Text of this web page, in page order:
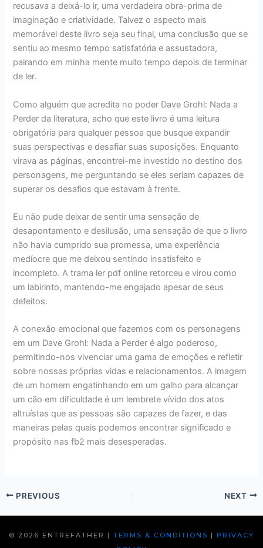
recusava a deixá-lo ir, uma verdadeira obra-prima de
imaginação e criatividade. Talvez o aspecto mais
memorável deste livro seja seu final, uma conclusão que se
sentiu ao mesmo tempo satisfatória e assustadora,
pairando em minha mente muito tempo depois de terminar
de ler.
Como alguém que acredita no poder Dave Grohl: Nada a
Perder da literatura, acho que este livro é uma leitura
obrigatória para qualquer pessoa que busque expandir
suas perspectivas e desafiar suas suposições. Enquanto
virava as páginas, encontrei-me investido no destino dos
personagens, me perguntando se eles seriam capazes de
superar os desafios que estavam à frente.
Eu não pude deixar de sentir uma sensação de
desapontamento e desilusão, uma sensação de que o livro
não havia cumprido sua promessa, uma experiência
medíocre que me deixou sentindo insatisfeito e
incompleto. A trama ler pdf online retorceu e virou como
um labirinto, mantendo-me engajado apesar de seus
defeitos.
A conexão emocional que fazemos com os personagens
em um Dave Grohl: Nada a Perder é algo poderoso,
permitindo-nos vivenciar uma gama de emoções e refletir
sobre nossas próprias vidas e relacionamentos. A imagem
de um homem engatinhando em um galho para alcançar
um cão em dificuldade é um lembrete vívido dos atos
altruístas que as pessoas são capazes de fazer, e das
maneiras pelas quais podemos encontrar significado e
propósito nas fb2 mais desesperadas.
PREVIOUS NEXT
© 2026 ENTREFATHER | TERMS & CONDITIONS | PRIVACY